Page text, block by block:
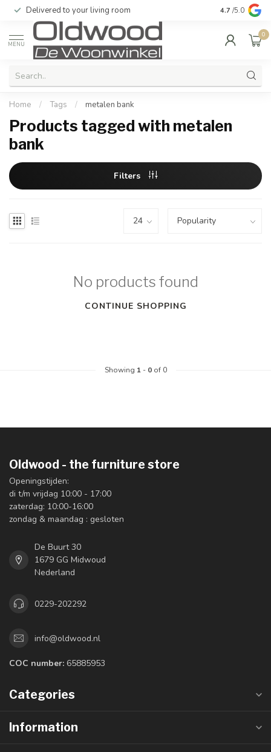
Delivered to your living room Quality &
4.7 /5.0
MENU
0
Home / Tags / metalen bank
Products tagged with metalen
bank
Filters
No products found
CONTINUE SHOPPING
Showing 1- 0of 0
Oldwood - the furniture store
Openingstijden:
di t/m vrijdag 10:00 - 17:00
zaterdag: 10:00-16:00
zondag & maandag : gesloten
De Buurt 30
1679 GG Midwoud
Nederland
0229-202292
info@oldwood.nl
COC number: 65885953
Categories
Information